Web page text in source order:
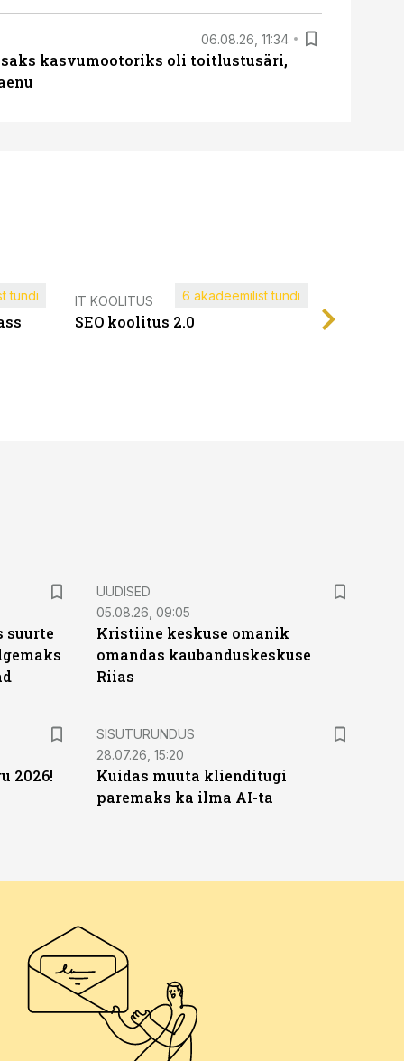
06.08.26, 11:34
kasvumootoriks oli toitlustusäri,
tundi IT KOOLITUS
SEO koolitus 2.0
6 akadeemilist tundi
suurte
UUDISED
05.08.26, 09:05
Kristiine keskuse omanik
omandas kaubanduskeskuse
Riias
2026!
ST
SISUTURUNDUS
28.07.26, 15:20
Kuidas muuta klienditugi
paremaks ka ilma AI-ta